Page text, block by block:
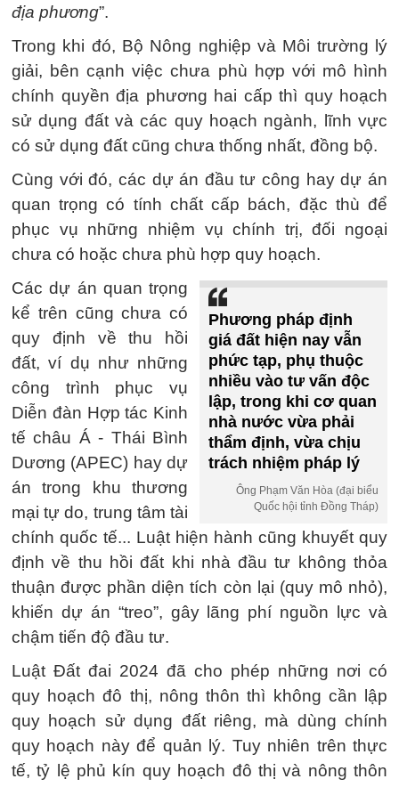
địa phương”.
Trong khi đó, Bộ Nông nghiệp và Môi trường lý
giải, bên cạnh việc chưa phù hợp với mô hình
chính quyền địa phương hai cấp thì quy hoạch
sử dụng đất và các quy hoạch ngành, lĩnh vực
có sử dụng đất cũng chưa thống nhất, đồng bộ.
Cùng với đó, các dự án đầu tư công hay dự án
quan trọng có tính chất cấp bách, đặc thù để
phục vụ những nhiệm vụ chính trị, đối ngoại
chưa có hoặc chưa phù hợp quy hoạch.
Phương pháp định
giá đất hiện nay vẫn
phức tạp, phụ thuộc
nhiều vào tư vấn độc
lập, trong khi cơ quan
nhà nước vừa phải
thẩm định, vừa chịu
trách nhiệm pháp lý
Ông Phạm Văn Hòa (đại biểu
Quốc hội tỉnh Đồng Tháp)
Các dự án quan trọng
kể trên cũng chưa có
quy định về thu hồi
đất, ví dụ như những
công trình phục vụ
Diễn đàn Hợp tác Kinh
tế châu Á - Thái Bình
Dương (APEC) hay dự
án trong khu thương
mại tự do, trung tâm tài
chính quốc tế... Luật hiện hành cũng khuyết quy
định về thu hồi đất khi nhà đầu tư không thỏa
thuận được phần diện tích còn lại (quy mô nhỏ),
khiến dự án “treo”, gây lãng phí nguồn lực và
chậm tiến độ đầu tư.
Luật Đất đai 2024 đã cho phép những nơi có
quy hoạch đô thị, nông thôn thì không cần lập
quy hoạch sử dụng đất riêng, mà dùng chính
quy hoạch này để quản lý. Tuy nhiên trên thực
tế, tỷ lệ phủ kín quy hoạch đô thị và nông thôn